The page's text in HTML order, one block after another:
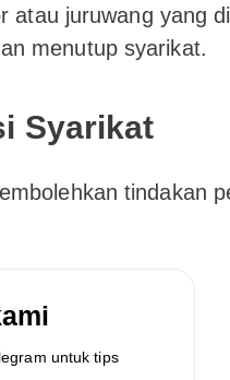
atau juruwang yang
menutup syarikat.
Syarikat
tindakan
untuk tips